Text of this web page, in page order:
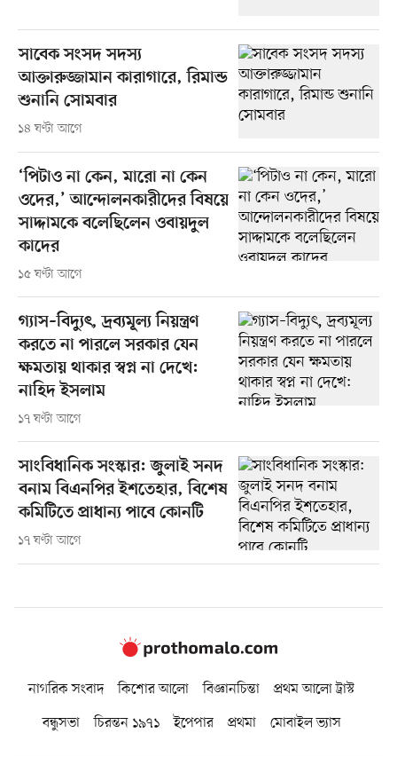
সাবেক সংসদ সদস্য
আক্তারুজ্জামান কারাগারে, রিমান্ড
শুনানি সোমবার
১৪ ঘণ্টা আগে
‘পিটাও না কেন, মারো না কেন
ওদের,’ আন্দোলনকারীদের বিষয়ে
সাদ্দামকে বলেছিলেন ওবায়দুল
কাদের
১৫ ঘণ্টা আগে
গ্যাস–বিদ্যুৎ, দ্রব্যমূল্য নিয়ন্ত্রণ
করতে না পারলে সরকার যেন
ক্ষমতায় থাকার স্বপ্ন না দেখে:
নাহিদ ইসলাম
১৭ ঘণ্টা আগে
সাংবিধানিক সংস্কার: জুলাই সনদ
বনাম বিএনপির ইশতেহার, বিশেষ
কমিটিতে প্রাধান্য পাবে কোনটি
১৭ ঘণ্টা আগে
নাগরিক সংবাদ কিশোর আলো বিজ্ঞানচিন্তা
প্রথম আলো ট্রাস্ট
বন্ধুসভা
চিরন্তন ১৯৭১ ইপেপার প্রথমা মোবাইল ভ্যাস